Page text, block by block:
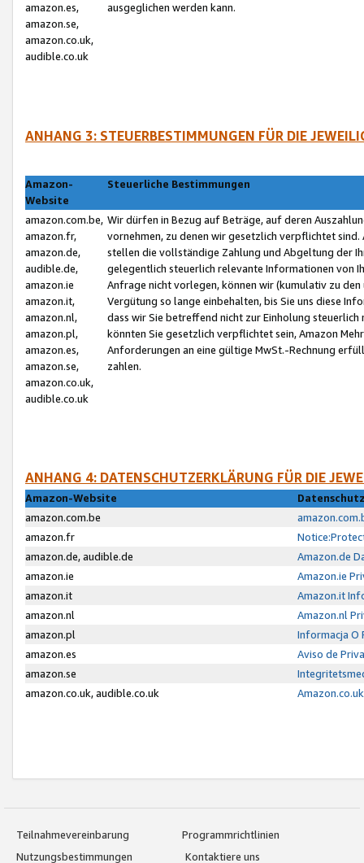
amazon.es,
amazon.se,
amazon.co.uk,
audible.co.uk
ausgeglichen werden kann.
ANHANG 3: STEUERBESTIMMUNGEN FÜR DIE
Amazon-
Website
Steuerliche Bestimmungen
amazon.com.be,
amazon.fr,
amazon.de,
audible.de,
amazon.ie
amazon.it,
amazon.nl,
amazon.pl,
amazon.es,
amazon.se,
amazon.co.uk,
audible.co.uk
Wir dürfen in Bezug auf Beträge, auf deren
vornehmen, zu denen wir gesetzlich verpflichtet
stellen die vollständige Zahlung und Abgeltung der
gelegentlich steuerlich relevante Informationen von
Anfrage nicht vorlegen, können wir (kumulativ zu
Vergütung so lange einbehalten, bis Sie uns diese
dass wir Sie betreffend nicht zur Einholung
könnten Sie gesetzlich verpflichtet sein, Amazon
Anforderungen an eine gültige MwSt.-Rechnung
zahlen.
ANHANG 4: DATENSCHUTZERKLÄRUNG FÜR DIE
Amazon-Website
amazon.com.be
amazon.fr
amazon.de, audible.de
Amazon.de
amazon.ie
Amazon.ie
amazon.it
Amazon.it
amazon.nl
Amazon.nl
amazon.pl
Informacja O
amazon.es
Aviso de
amazon.se
amazon.co.uk, audible.co.uk
Teilnahmevereinbarung
Programmrichtlinien
Nutzungsbestimmungen
Kontaktiere uns